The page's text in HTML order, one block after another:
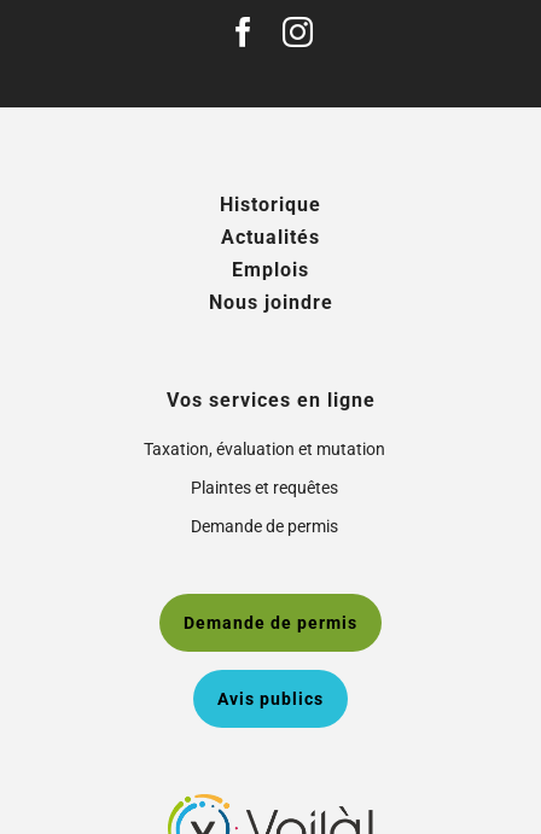
Historique
Actualités
Emplois
Nous joindre
Vos services en ligne
Taxation, évaluation et mutation
Plaintes et requêtes
Demande de permis
Demande de permis
Avis publics